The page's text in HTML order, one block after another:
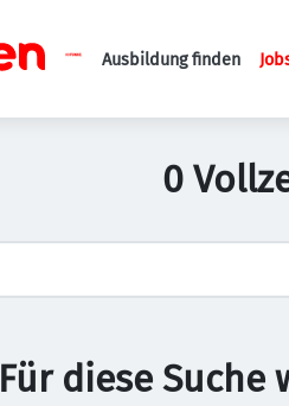
Ausbildung finden
0
Für diese Suche